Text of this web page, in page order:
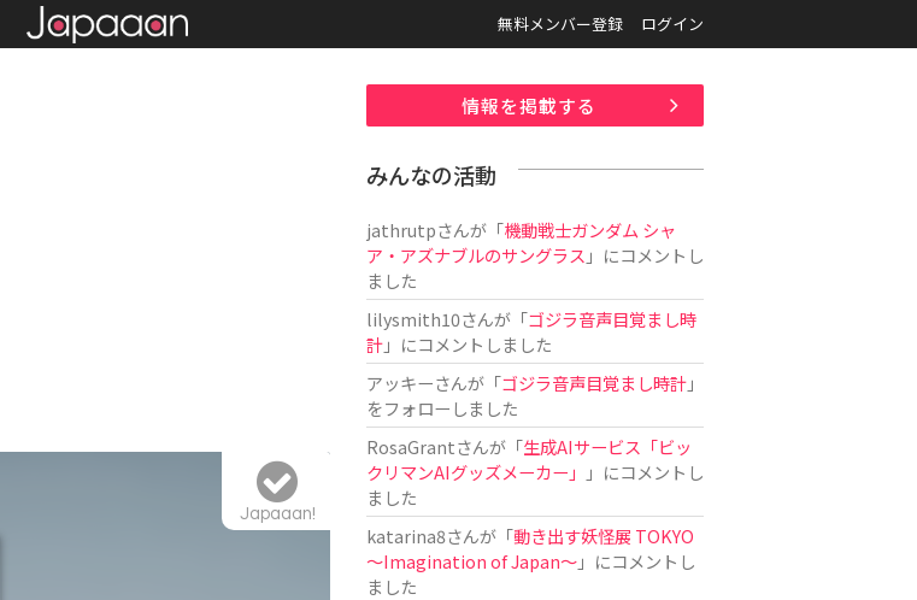
無料メンバー登録 ログイン
Japaaan!
情報を掲載する
みんなの活動
jathrutpさんが「機動戦士ガンダム シャ
ア・アズナブルのサングラス 」にコメントし
ました
lilysmith10さんが「ゴジラ音声目覚まし時
計」にコメントしました
アッキーさんが「ゴジラ音声目覚まし時計」
をフォローしました
RosaGrantさんが「生成AIサービス「ビッ
クリマンAIグッズメーカー」
」にコメントし
ました
katarina8さんが「動き出す妖怪展 TOKYO
〜Imagination of Japan〜」にコメントし
ました